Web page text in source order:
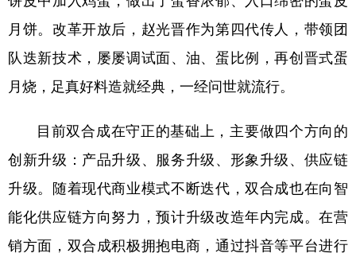
月饼。改革开放后，赵光晋作为第四代传人，带领团
队迭新技术，屡屡调试面、油、蛋比例，再创晋式蛋
月烧，足真好料造就经典，一经问世就流行。
目前双合成在守正的基础上，主要做四个方向的
创新升级：产品升级、服务升级、形象升级、供应链
升级。随着现代商业模式不断迭代，双合成也在向智
能化供应链方向努力，预计升级改造年内完成。在营
销方面，双合成积极拥抱电商，通过抖音等平台进行